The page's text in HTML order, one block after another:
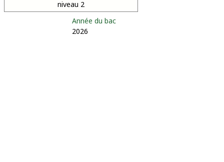
niveau 2
Année du bac
2026